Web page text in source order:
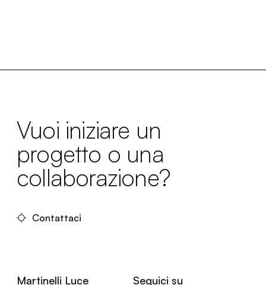
Vuoi iniziare un
progetto o una
collaborazione?
Contattaci
Martinelli Luce Seguici su